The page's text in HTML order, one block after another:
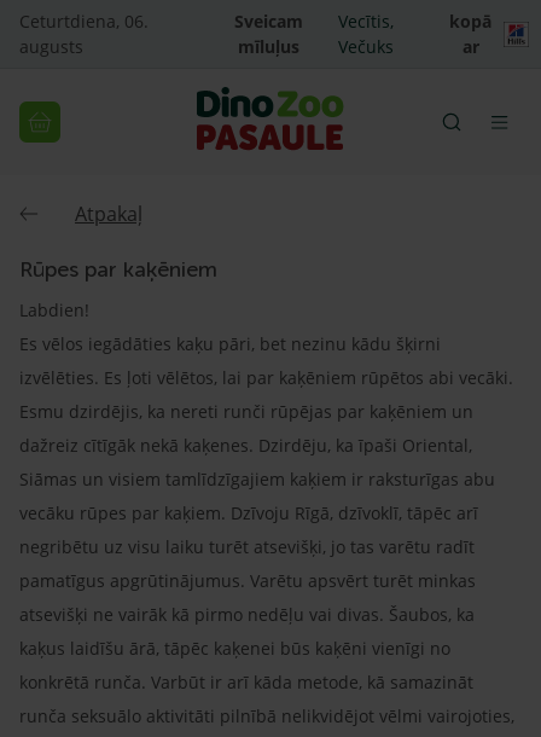
Ceturtdiena, 06.
augusts
Sveicam
mīluļus
Vecītis,
Večuks
kopā
ar
Atpakaļ
Rūpes par kaķēniem
Labdien!
Es vēlos iegādāties kaķu pāri, bet nezinu kādu šķirni
izvēlēties. Es ļoti vēlētos, lai par kaķēniem rūpētos abi vecāki.
Esmu dzirdējis, ka nereti runči rūpējas par kaķēniem un
dažreiz cītīgāk nekā kaķenes. Dzirdēju, ka īpaši Oriental,
Siāmas un visiem tamlīdzīgajiem kaķiem ir raksturīgas abu
vecāku rūpes par kaķiem. Dzīvoju Rīgā, dzīvoklī, tāpēc arī
negribētu uz visu laiku turēt atsevišķi, jo tas varētu radīt
pamatīgus apgrūtinājumus. Varētu apsvērt turēt minkas
atsevišķi ne vairāk kā pirmo nedēļu vai divas. Šaubos, ka
kaķus laidīšu ārā, tāpēc kaķenei būs kaķēni vienīgi no
konkrētā runča. Varbūt ir arī kāda metode, kā samazināt
runča seksuālo aktivitāti pilnībā nelikvidējot vēlmi vairojoties,